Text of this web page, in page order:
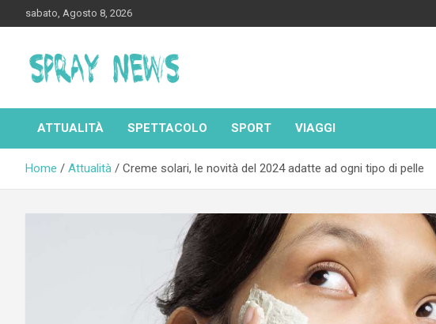
to
sabato, Agosto 8, 2026
Spraynews.it
ATTUALITÀ SPETTACOLO SPORT VIAGGI
Home Attualità Creme solari, le novità del 2024 adatte ad ogni tipo di pelle